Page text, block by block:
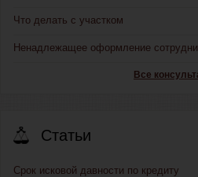
Что делать с участком
Ненадлежащее оформление
Все
Статьи
Срок исковой давности по кредиту